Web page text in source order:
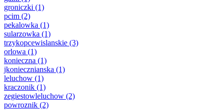
groniczki (1)
pcim (2)
pekalowka (1)
sularzowka (1)
trzykopcewislanskie (3)
orlowa (1)
konieczna (1)
jkoniecznianska (1)
leluchow (1)
kraczonik (1)
zegiestowleluchow (2)
powroznik (2)